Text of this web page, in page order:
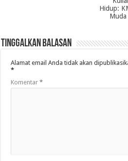
Hidup:
Muda
Tinggalkan Balasan
Alamat email Anda tidak akan
*
Komentar*